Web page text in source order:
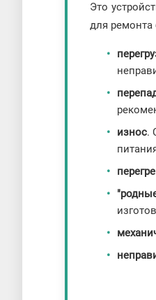
Это
для ремонта
износ.